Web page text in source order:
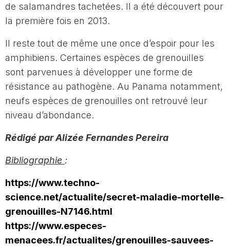
de salamandres tachetées. Il a été découvert pour
la première fois en 2013.
Il reste tout de même une once d’espoir pour les
amphibiens. Certaines espèces de grenouilles
sont parvenues à développer une forme de
résistance au pathogène. Au Panama notamment,
neufs espèces de grenouilles ont retrouvé leur
niveau d’abondance.
Rédigé par Alizée Fernandes Pereira
Bibliographie :
https://www.techno-
science.net/actualite/secret-maladie-mortelle-
grenouilles-N7146.html
https://www.especes-
menacees.fr/actualites/grenouilles-sauvees-